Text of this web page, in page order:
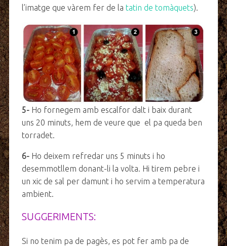
l’imatge que vàrem fer de la tatin de tomàquets).
5-Ho fornegem amb escalfor dalt i baix durant
uns 20 minuts, hem de veure que el pa queda ben
torradet.
6-Ho deixem refredar uns 5 minuts i ho
desemmotllem donant-li la volta. Hi tirem pebre i
un xic de sal per damunt i ho servim a temperatura
ambient.
SUGGERIMENTS:
Si no tenim pa de pagès, es pot fer amb pa de